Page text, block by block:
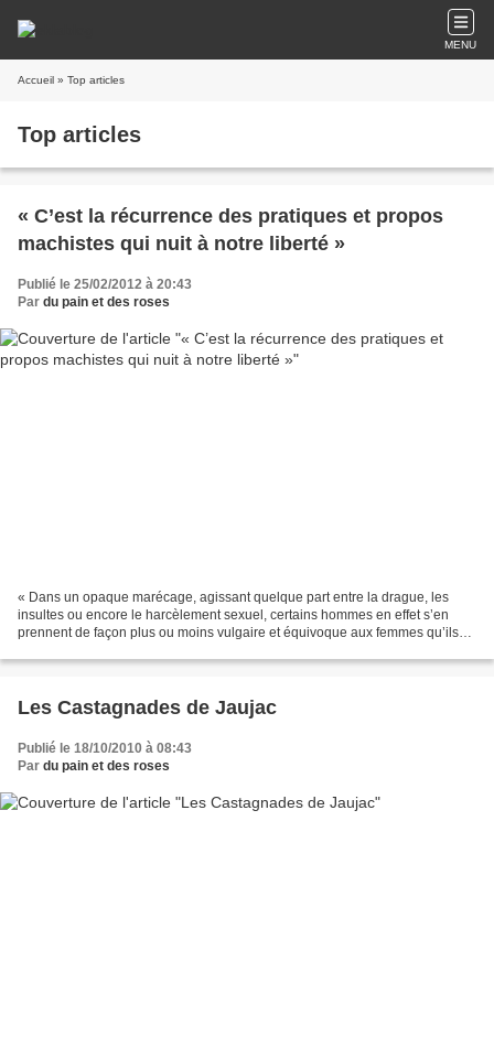
MENU
Accueil » Top articles
Top articles
« C’est la récurrence des pratiques et propos
machistes qui nuit à notre liberté »
Publié le 25/02/2012 à 20:43
Par du pain et des roses
« Dans un opaque marécage, agissant quelque part entre la drague, les
insultes ou encore le harcèlement sexuel, certains hommes en effet s’en
prennent de façon plus ou moins vulgaire et équivoque aux femmes qu’ils
Les Castagnades de Jaujac
Publié le 18/10/2010 à 08:43
Par du pain et des roses